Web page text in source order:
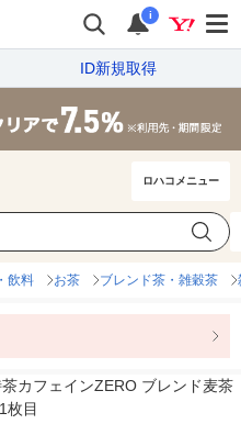
i
ID新規取得
ロハコメニュー
飲料 お茶 ブレンド茶・雑穀茶